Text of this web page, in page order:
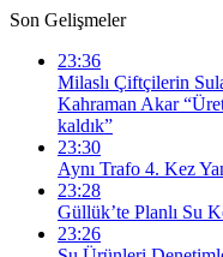
Son Gelişmeler
23:36
Milaslı Çiftçilerin
Kahraman Akar
kaldık”
23:30
Aynı Trafo 4. Kez
23:28
Güllük’te Planlı Su
23:26